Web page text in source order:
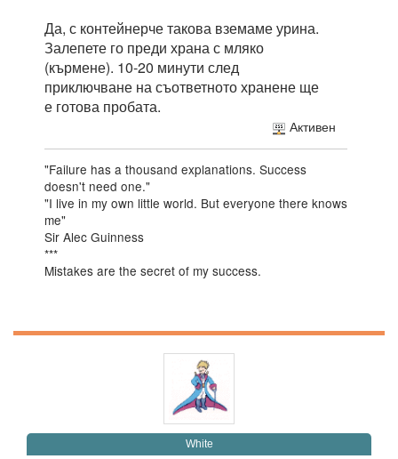
Да, с контейнерче такова вземаме урина.
Залепете го преди храна с мляко
(кърмене). 10-20 минути след
приключване на съответното хранене ще
е готова пробата.
Активен
"Failure has a thousand explanations. Success
doesn't need one."
"I live in my own little world. But everyone there knows
me"
Sir Alec Guinness
***
Mistakes are the secret of my success.
White